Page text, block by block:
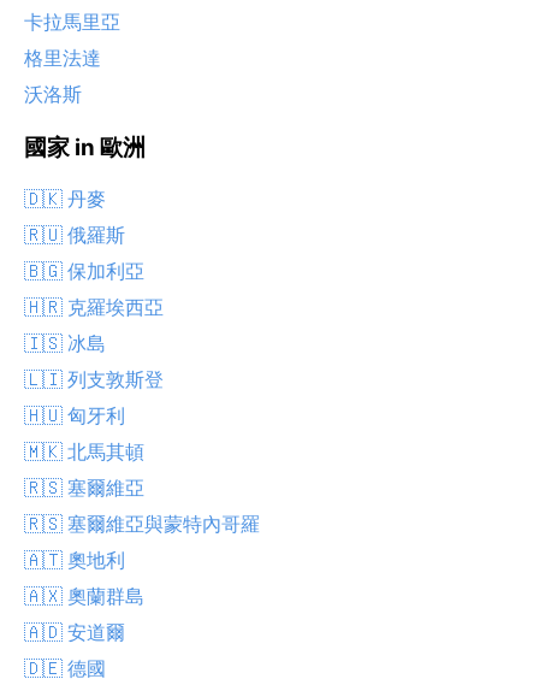
卡拉馬里亞
格里法達
沃洛斯
國家 in 歐洲
🇩🇰 丹麥
🇷🇺 俄羅斯
🇧🇬 保加利亞
🇭🇷 克羅埃西亞
🇮🇸 冰島
🇱🇮 列支敦斯登
🇭🇺 匈牙利
🇲🇰 北馬其頓
🇷🇸 塞爾維亞
🇷🇸 塞爾維亞與蒙特內哥羅
🇦🇹 奧地利
🇦🇽 奧蘭群島
🇦🇩 安道爾
🇩🇪 德國